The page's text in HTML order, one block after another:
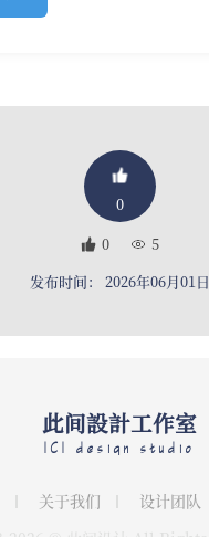
0
0
5
发布时间： 2026年06月01日
此间設計工作室
ICI design studio
关于我们 设计团队